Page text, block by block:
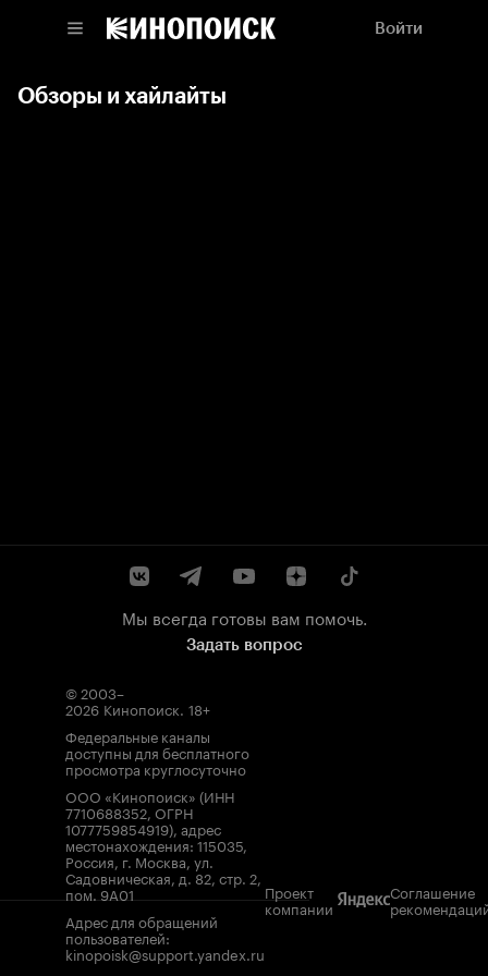
Войти
Обзоры и хайлайты
Мы всегда готовы вам помочь.
Задать вопрос
© 2003–
2026 Кинопоиск. 18+
Федеральные каналы
доступны для бесплатного
просмотра круглосуточно
ООО «Кинопоиск» (ИНН
7710688352, ОГРН
1077759854919), адрес
местонахождения: 115035,
Россия, г. Москва, ул.
Садовническая, д. 82, стр. 2,
пом. 9А01
Адрес для обращений
пользователей:
kinopoisk@support.yandex.ru
Проект
компании
Соглашение